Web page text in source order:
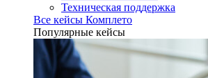
Техническая поддержка
Все кейсы Комплето
Популярные кейсы